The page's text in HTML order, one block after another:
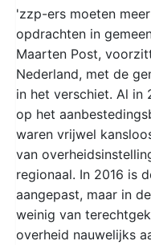
'zzp-ers moeten
opdrachten in
Maarten Post,
Nederland, met de
in het verschiet. Al in
op het
waren vrijwel
van
regionaal. In 2016 is
aangepast, maar in
weinig van
overheid nauwelijks